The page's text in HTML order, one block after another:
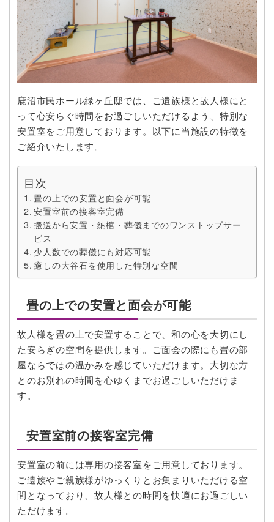
鹿沼市民ホール緑ヶ丘邸では、ご遺族様と故人様にと
って心安らぐ時間をお過ごしいただけるよう、特別な
安置室をご用意しております。以下に当施設の特徴を
ご紹介いたします。
目次
畳の上での安置と面会が可能
安置室前の接客室完備
搬送から安置・納棺・葬儀までのワンストップサー
ビス
少人数での葬儀にも対応可能
癒しの大谷石を使用した特別な空間
畳の上での安置と面会が可能
故人様を畳の上で安置することで、和の心を大切にし
た安らぎの空間を提供します。ご面会の際にも畳の部
屋ならではの温かみを感じていただけます。大切な方
とのお別れの時間を心ゆくまでお過ごしいただけま
す。
安置室前の接客室完備
安置室の前には専用の接客室をご用意しております。
ご遺族やご親族様がゆっくりとお集まりいただける空
間となっており、故人様との時間を快適にお過ごしい
ただけます。